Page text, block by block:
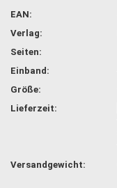
EAN:
Verlag:
Seiten:
Einband:
Größe:
Lieferzeit:
Versandgewicht: